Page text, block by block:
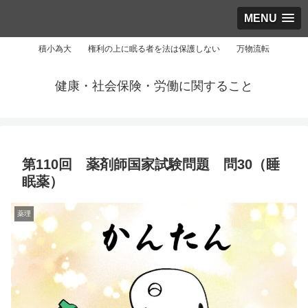
MENU
積小為大 権利の上に眠る者を法は保護しない 万物流転
健康・社会保険・労働に関すること
第110回 薬剤師国家試験問題 問30（睡
眠薬）
薬理